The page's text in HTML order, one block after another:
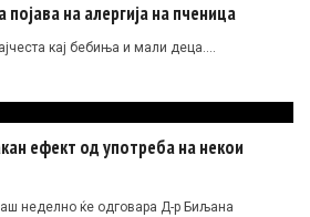
на алергија на пченица
кај бебиња и мали деца….
ефект од употреба на некои
неделно ќе одговара Д-р Биљана